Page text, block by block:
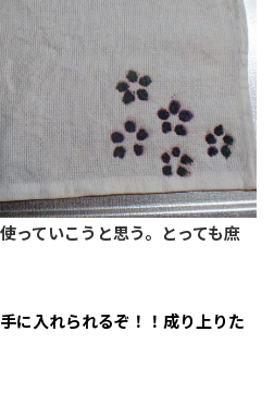
っていこうと思う。とっても庶
に入れられるぞ！！成り上りた